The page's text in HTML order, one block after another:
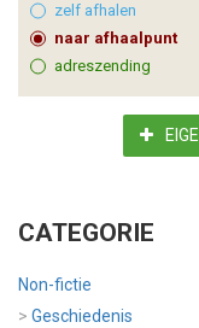
zelf afhalen
naar afhaalpunt
adreszending
CATEGORIE
Non-fictie
> Geschiedenis